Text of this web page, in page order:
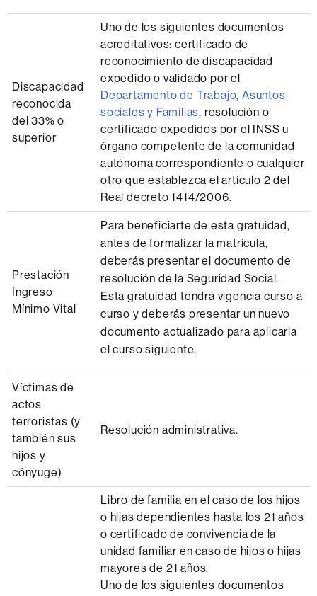
Discapacidad
reconocida
del 33% o
superior
Uno de los siguientes documentos
acreditativos: certificado de
reconocimiento de discapacidad
expedido o validado por el
Departamento de Trabajo, Asuntos
sociales y Familias, resolución o
certificado expedidos por el INSS u
órgano competente de la comunidad
autónoma correspondiente o cualquier
otro que establezca el artículo 2 del
Real decreto 1414/2006.
Prestación
Ingreso
Mínimo Vital
Para beneficiarte de esta gratuidad,
antes de formalizar la matrícula,
deberás presentar el documento de
resolución de la Seguridad Social.
Esta gratuidad tendrá vigencia curso a
curso y deberás presentar un nuevo
documento actualizado para aplicarla
el curso siguiente.
Víctimas de
actos
terroristas (y
también sus
hijos y
cónyuge)
Resolución administrativa.
Libro de familia en el caso de los hijos
o hijas dependientes hasta los 21 años
o certificado de convivencia de la
unidad familiar en caso de hijos o hijas
mayores de 21 años.
Uno de los siguientes documentos